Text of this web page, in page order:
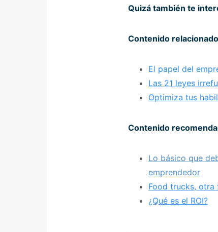
Quizá también te
Contenido
El papel del
Las 21 leyes
Optimiza tus
Contenido
Lo básico que
emprendedor
Food trucks, otra
¿Qué es el ROI?